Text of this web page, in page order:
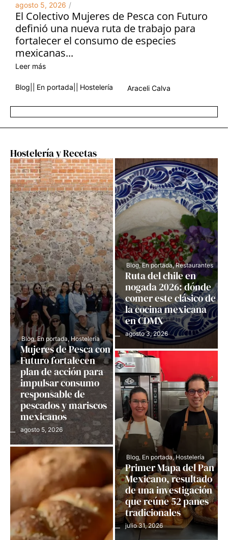
agosto 5, 2026 /
El Colectivo Mujeres de Pesca con Futuro
definió una nueva ruta de trabajo para
fortalecer el consumo de especies
mexicanas...
Leer más
Blog En portada Hostelería Araceli Calva
Hostelería y Recetas
Blog, En portada, Hostelería
Mujeres de Pesca con
Futuro fortalecen
plan de acción para
impulsar consumo
responsable de
pescados y mariscos
mexicanos
agosto 5, 2026
Blog, En portada, Restaurantes
Ruta del chile en
nogada 2026: dónde
comer este clásico de
la cocina mexicana
en CDMX
agosto 3, 2026
Blog, En portada, Hostelería
Primer Mapa del Pan
Mexicano, resultado
de una investigación
que reúne 52 panes
tradicionales
julio 31, 2026